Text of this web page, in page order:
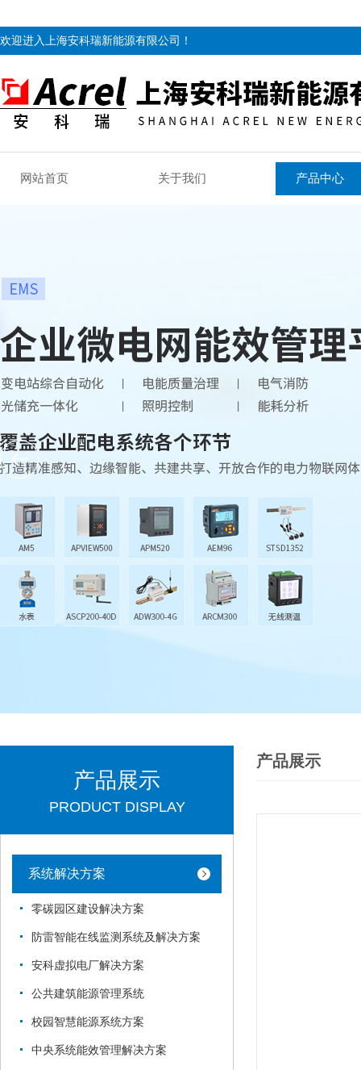
欢迎进入上海安科瑞新能源有限公司！
网站首页 关于我们 产品中心
产品展示
PRODUCT DISPLAY
系统解决方案
零碳园区建设解决方案
防雷智能在线监测系统及解决方案
安科虚拟电厂解决方案
公共建筑能源管理系统
校园智慧能源系统方案
中央系统能效管理解决方案
产品展示